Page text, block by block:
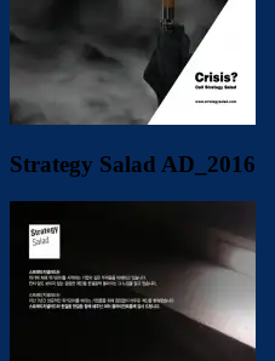
Strategy Salad AD_2016